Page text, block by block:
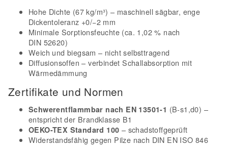
Hohe Dichte (67 kg/m³) – maschinell sägbar, enge
Dickentoleranz +0/−2 mm
Minimale Sorptionsfeuchte (ca. 1,02 % nach
DIN 52620)
Weich und biegsam – nicht selbsttragend
Diffusionsoffen – verbindet Schallabsorption mit
Wärmedämmung
Zertifikate und Normen
Schwerentflammbar nach EN 13501-1 (B-s1,d0) –
entspricht der Brandklasse B1
OEKO-TEX Standard 100 – schadstoffgeprüft
Widerstandsfähig gegen Pilze nach DIN EN ISO 846